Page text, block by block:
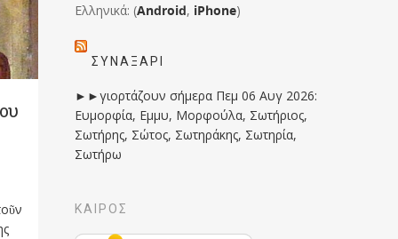
Ελληνικά: (Android, iPhone)
ΣΥΝΑΞΆΡΙ
►►γιορτάζουν σήμερα Πεμ 06 Αυγ 2026:
Ευμορφία, Εμμυ, Μορφούλα, Σωτήριος,
Σωτήρης, Σώτος, Σωτηράκης, Σωτηρία,
Σωτήρω
ΚΑΙΡΟΣ